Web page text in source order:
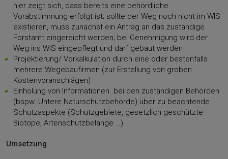
hier zeigt sich, dass bereits eine behördliche
Vorabstimmung erfolgt ist; sollte der Weg noch nicht im WIS
existieren, muss zunächst ein Antrag an das zuständige
Forstamt eingereicht werden; bei Genehmigung wird der
Weg ins WIS eingepflegt und darf gebaut werden
Projektierung/ Vorkalkulation durch eine oder bestenfalls
mehrere Wegebaufirmen (zur Erstellung von groben
Kostenvoranschlägen)
Einholung von Informationen bei den zuständigen Behörden
(bspw. Untere Naturschutzbehörde) über zu beachtende
Schutzaspekte (Schutzgebiete, gesetzlich geschützte
Biotope, Artenschutzbelange …)
Umsetzung